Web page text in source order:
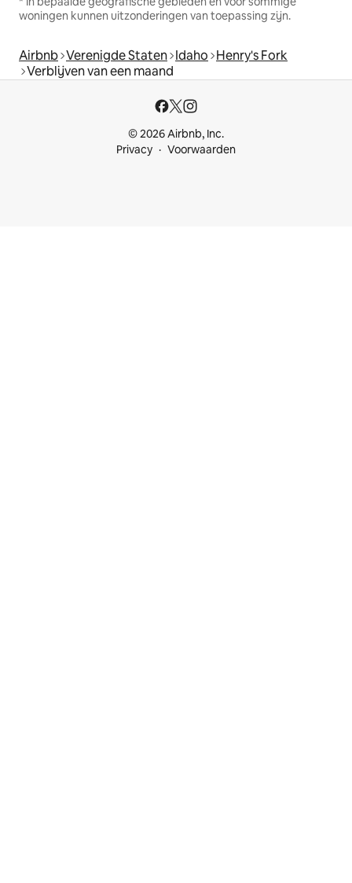
woningen kunnen uitzonderingen van toepassing zijn.
Airbnb Verenigde Staten Idaho Henry's Fork
Verblijven van een maand
© 2026 Airbnb, Inc.
Privacy
Voorwaarden